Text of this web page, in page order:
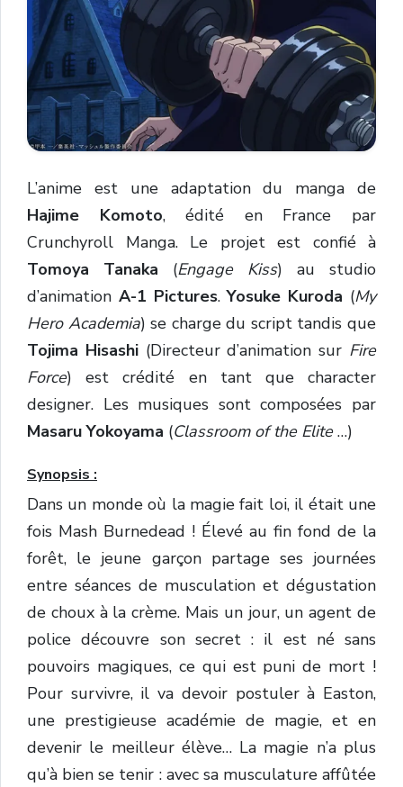
L’anime est une adaptation du manga de
Hajime Komoto, édité en France par
Crunchyroll Manga. Le projet est confié à
Tomoya Tanaka (Engage Kiss) au studio
d’animation A-1 Pictures.Yosuke Kuroda (My
Hero Academia) se charge du script tandis que
Tojima Hisashi(Directeur d’animation sur Fire
Force) est crédité en tant que character
designer. Les musiques sont composées par
Masaru Yokoyama (Classroom of the Elite…)
Synopsis :
Dans un monde où la magie fait loi, il était une
fois Mash Burnedead ! Élevé au fin fond de la
forêt, le jeune garçon partage ses journées
entre séances de musculation et dégustation
de choux à la crème. Mais un jour, un agent de
police découvre son secret : il est né sans
pouvoirs magiques, ce qui est puni de mort !
Pour survivre, il va devoir postuler à Easton,
une prestigieuse académie de magie, et en
devenir le meilleur élève… La magie n’a plus
qu’à bien se tenir : avec sa musculature affûtée